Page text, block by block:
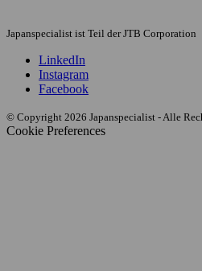
Japanspecialist ist Teil der JTB Corporation
LinkedIn
Instagram
Facebook
© Copyright 2026 Japanspecialist - Alle
Cookie Preferences